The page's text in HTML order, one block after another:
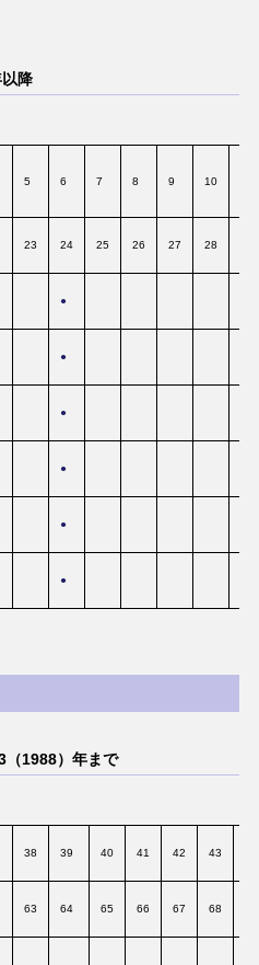
降
5 6 7 8 9 10
23 24 25 26 27 28
●
●
●
●
●
●
（1988）年まで
38 39 40 41 42 43
63 64 65 66 67 68